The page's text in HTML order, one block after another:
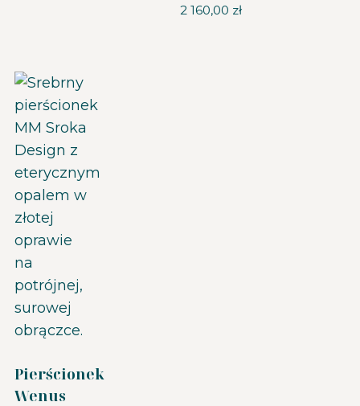
2 160,00 zł
Pierścionek
Wenus